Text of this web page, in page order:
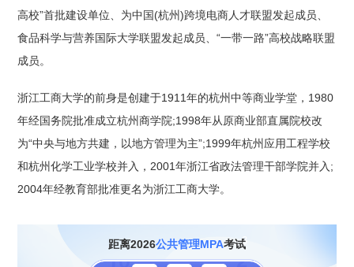
高校”首批建设单位、为中国(杭州)跨境电商人才联盟发起成员、
食品科学与营养国际大学联盟发起成员、“一带一路”高校战略联盟
成员。
浙江工商大学的前身是创建于1911年的杭州中等商业学堂，1980
年经国务院批准成立杭州商学院;1998年从原商业部直属院校改
为“中央与地方共建，以地方管理为主”;1999年杭州应用工程学校
和杭州化学工业学校并入，2001年浙江省政法管理干部学院并入;
2004年经教育部批准更名为浙江工商大学。
距离2026公共管理MPA考试
3